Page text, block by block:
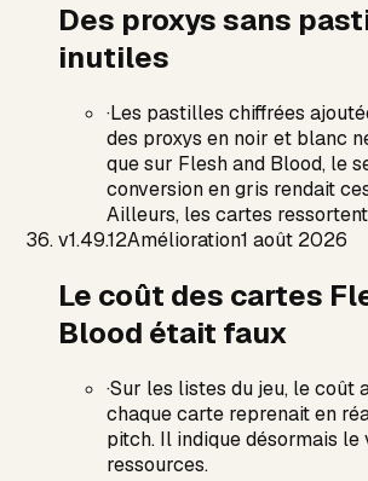
Des proxys sans
inutiles
·Les pastilles chiffrées
des proxys en noir et blanc
que sur Flesh and Blood, le
conversion en gris rendait
Ailleurs, les cartes
v1.49.12Amélioration1 août 2026
Le coût des cartes
Blood était faux
·Sur les listes du jeu, le coût
chaque carte reprenait en
pitch. Il indique désormais le
ressources.